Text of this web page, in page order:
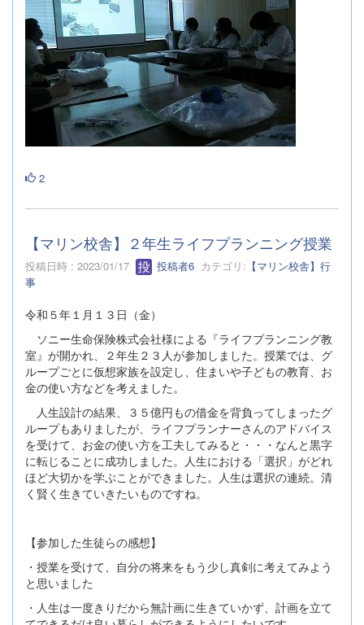
2
【マリン校舎】２年生ライフプランニング授業
投稿日時 : 2023/01/17 投稿者6 カテゴリ: 【マリン校舎】行
事
令和５年１月１３日（金）
ソニー生命保険株式会社様による『ライフプランニング教
室』が開かれ、２年生２３人が参加しました。授業では、グ
ループごとに仮想家族を設定し、住まいや子どもの教育、お
金の使い方などを考えました。
人生設計の結果、３５億円もの借金を背負ってしまったグ
ループもありましたが、ライフプランナーさんのアドバイス
を受けて、お金の使い方を工夫してみると・・・なんと黒字
に転じることに成功しました。人生における「選択」がどれ
ほど大切かを学ぶことができました。人生は選択の連続。清
く賢く生きていきたいものですね。
【参加した生徒らの感想】
・授業を受けて、自分の将来をもう少し真剣に考えてみよう
と思いました
・人生は一度きりだから無計画に生きていかず、計画を立て